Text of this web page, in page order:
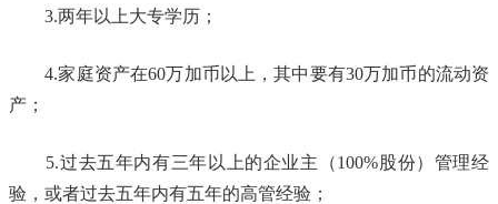
3.两年以上大专学历；
4.家庭资产在60万加币以上，其中要有30万加币的流动资
产；
5.过去五年内有三年以上的企业主（100%股份）管理经
验，或者过去五年内有五年的高管经验；